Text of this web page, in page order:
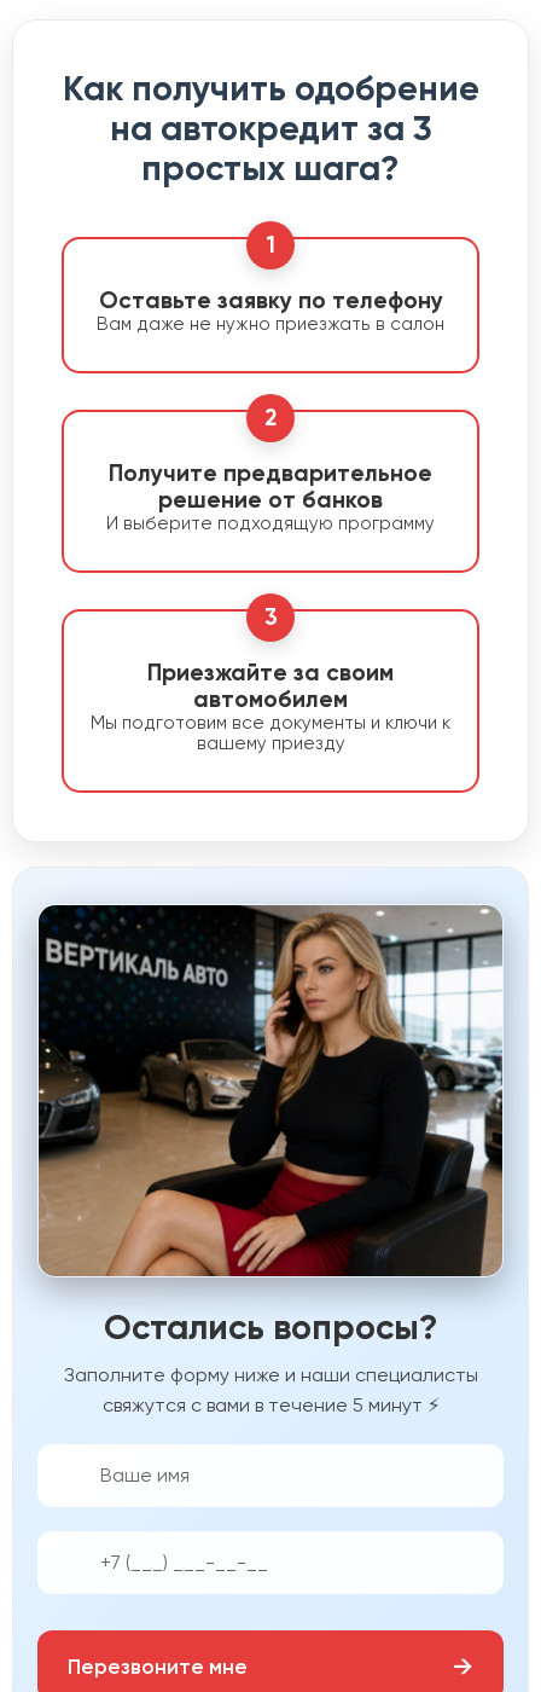
Как получить одобрение
на автокредит за 3
простых шага?
1
Оставьте заявку по телефону
Вам даже не нужно приезжать в салон
2
Получите предварительное
решение от банков
И выберите подходящую программу
3
Приезжайте за своим
автомобилем
Мы подготовим все документы и ключи к
вашему приезду
Остались вопросы?
Заполните форму ниже и наши специалисты
свяжутся с вами в течение 5 минут ⚡
Перезвоните мне →